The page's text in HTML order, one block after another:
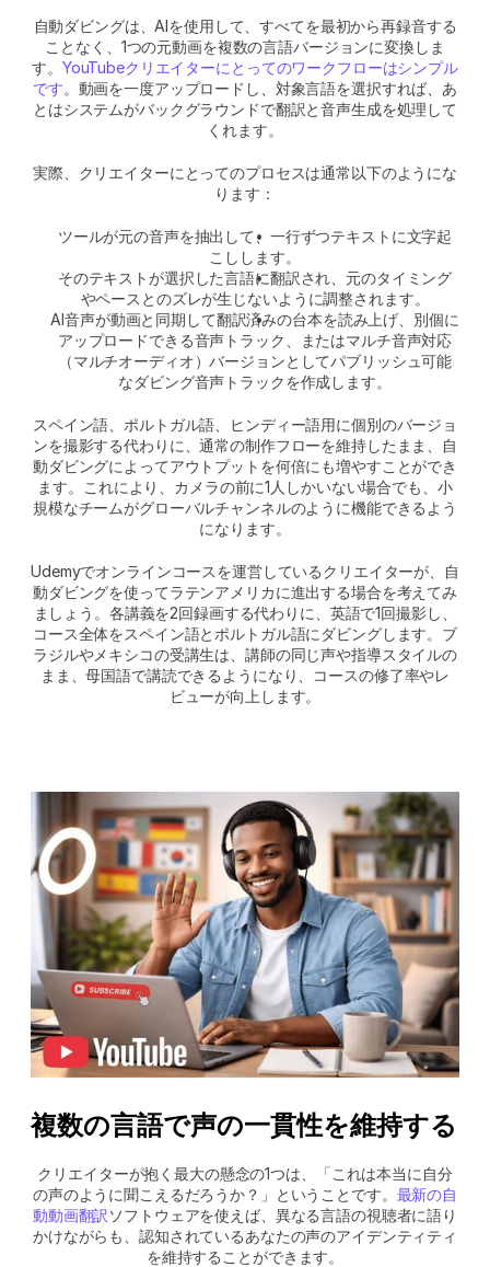
自動ダビングは、AIを使用して、すべてを最初から再録音する
ことなく、1つの元動画を複数の言語バージョンに変換しま
す。 YouTubeクリエイターにとってのワークフローはシンプル
です。動画を一度アップロードし、対象言語を選択すれば、あ
とはシステムがバックグラウンドで翻訳と音声生成を処理して
くれます。
実際、クリエイターにとってのプロセスは通常以下のようにな
ります：
ツールが元の音声を抽出して、一行ずつテキストに文字起
こしします。
そのテキストが選択した言語に翻訳され、元のタイミング
やペースとのズレが生じないように調整されます。
AI音声が動画と同期して翻訳済みの台本を読み上げ、別個に
アップロードできる音声トラック、またはマルチ音声対応
（マルチオーディオ）バージョンとしてパブリッシュ可能
なダビング音声トラックを作成します。
スペイン語、ポルトガル語、ヒンディー語用に個別のバージョ
ンを撮影する代わりに、通常の制作フローを維持したまま、自
動ダビングによってアウトプットを何倍にも増やすことができ
ます。これにより、カメラの前に1人しかいない場合でも、小
規模なチームがグローバルチャンネルのように機能できるよう
になります。
Udemyでオンラインコースを運営しているクリエイターが、自
動ダビングを使ってラテンアメリカに進出する場合を考えてみ
ましょう。各講義を2回録画する代わりに、英語で1回撮影し、
コース全体をスペイン語とポルトガル語にダビングします。ブ
ラジルやメキシコの受講生は、講師の同じ声や指導スタイルの
まま、母国語で講読できるようになり、コースの修了率やレ
ビューが向上します。
複数の言語で声の一貫性を維持する
クリエイターが抱く最大の懸念の1つは、「これは本当に自分
の声のように聞こえるだろうか？」ということです。 最新の自
動動画翻訳 ソフトウェアを使えば、異なる言語の視聴者に語り
かけながらも、認知されているあなたの声のアイデンティティ
を維持することができます。